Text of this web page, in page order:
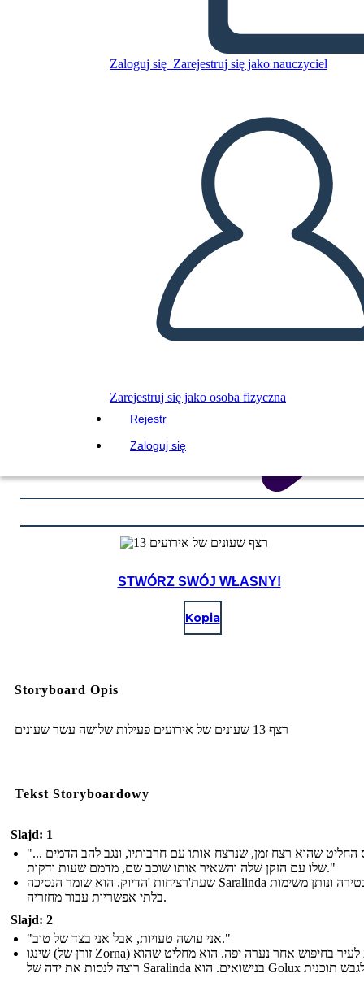
Zaloguj się Zarejestruj się jako nauczyciel
Zarejestruj się jako osoba fizyczna
Rejestr
Zaloguj się
Skopiuj tę scenorys
ODTWARZANIE POKAZU SLAJDÓW
PRZECZYTAJ MI
STWÓRZ SWÓJ WŁASNY!
Kopia
Storyboard Opis
רצף 13 שעונים של אירועים פעילות שלושה עשר שעונים
Tekst Storyboardowy
Slajd: 1
"... הדוכס החליט שהוא רצח זמן, שנרצח אותו עם חרבותיו, ונגב להב הדמים
שלו עם הזקן שלה והשאיר אותו שוכב שם, מדמם שעות ודקות."
שעת'רציחות 'הדיוק. הוא שומר הנסיכה Saralinda נעול בטירה ונותן משימות
בלתי אפשריות עבור מחזריה.
Slajd: 2
"אני עושה טעויות, אבל אני בצד של טוב."
שינגו (זורן של Zorna) מגיע לעיר בחיפוש אחר נערה יפה. הוא מחליט שהוא